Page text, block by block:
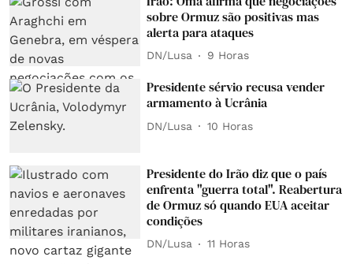
sobre Ormuz são positivas mas
alerta para ataques
DN/Lusa 9 Horas
Presidente sérvio recusa vender
armamento à Ucrânia
DN/Lusa 10 Horas
Presidente do Irão diz que o país
enfrenta "guerra total". Reabertura
de Ormuz só quando EUA aceitar
condições
DN/Lusa 11 Horas